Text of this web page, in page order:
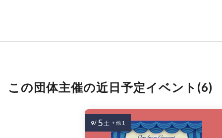
この団体主催の近日予定イベント(6)
9/ 5土 + 他 1